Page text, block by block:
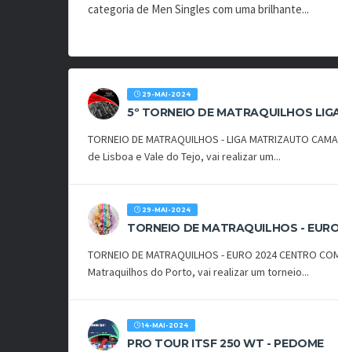
categoria de Men Singles com uma brilhante...
29-MAI-2024
5º TORNEIO DE MATRAQUILHOS
TORNEIO DE MATRAQUILHOS - LIGA MATRIZAUTO
de Lisboa e Vale do Tejo, vai realizar um...
29-MAI-2024
TORNEIO DE MATRAQUILHOS -
TORNEIO DE MATRAQUILHOS - EURO 2024 CENTRO
Matraquilhos do Porto, vai realizar um torneio...
14-MAI-2024
PRO TOUR ITSF 250 WT - PEDOME